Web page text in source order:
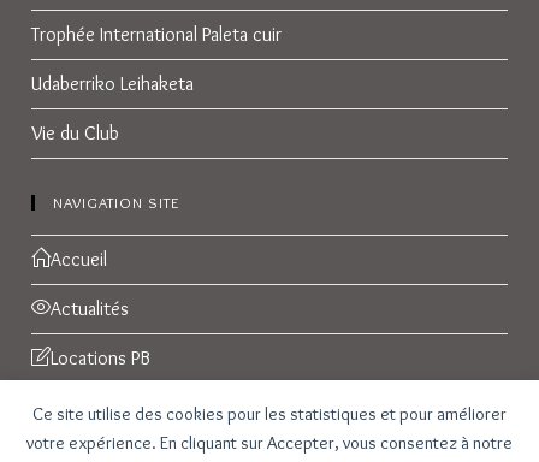
Ce site utilise des cookies pour les statistiques et pour améliorer
votre expérience. En cliquant sur Accepter, vous consentez à notre
Trophée International Paleta cuir
Udaberriko Leihaketa
Vie du Club
NAVIGATION SITE
Accueil
Actualités
Locations PB
Réservations
Galerie Photos